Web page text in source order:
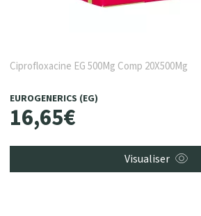
Ciprofloxacine EG 500Mg Comp 20X500Mg
EUROGENERICS (EG)
16,65€
Visualiser